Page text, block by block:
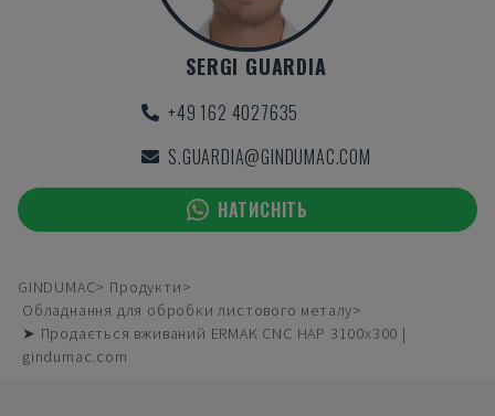
SERGI GUARDIA
+49 162 4027635
S.GUARDIA@GINDUMAC.COM
НАТИСНІТЬ
GINDUMAC
Продукти
Обладнання для обробки листового металу
➤ Продається вживаний ERMAK CNC HAP 3100x300 |
gindumac.com